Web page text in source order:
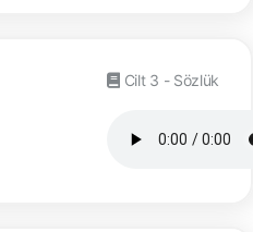
Cilt 3 - Sözlük